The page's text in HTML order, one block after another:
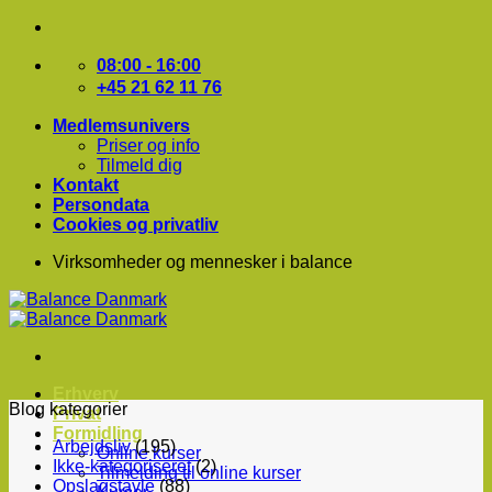
Fortsæt
indhold
08:00 - 16:00
+45 21 62 11 76
Medlemsunivers
Priser og info
Tilmeld dig
Kontakt
Persondata
Cookies og privatliv
Virksomheder og mennesker i balance
Privat
Formidling
Online kurser
Tilmelding til online kurser
Blog kategorier
Arbejdsliv(195)
Ikke-kategoriseret(2)
Opslagstavle(88)